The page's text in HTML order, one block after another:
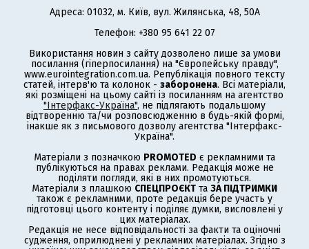
Адреса: 01032, м. Київ, вул. Жилянська, 48, 50А
Телефон: +380 95 641 22 07
Використання новин з сайту дозволено лише за умови
посилання (гіперпосилання) на "Європейську правду",
www.eurointegration.com.ua. Републікація повного тексту
статей, інтерв'ю та колонок - заборонена. Всі матеріали,
які розміщені на цьому сайті із посиланням на агентство
"Інтерфакс-Україна", не підлягають подальшому
відтворенню та/чи розповсюдженню в будь-якій формі,
інакше як з письмового дозволу агентства "Інтерфакс-
Україна".
Матеріали з позначкою PROMOTED є рекламними та
публікуються на правах реклами. Редакція може не
поділяти погляди, які в них промотуються.
Матеріали з плашкою СПЕЦПРОЄКТ та ЗА ПІДТРИМКИ
також є рекламними, проте редакція бере участь у
підготовці цього контенту і поділяє думки, висловлені у
цих матеріалах.
Редакція не несе відповідальності за факти та оціночні
судження, оприлюднені у рекламних матеріалах. Згідно з